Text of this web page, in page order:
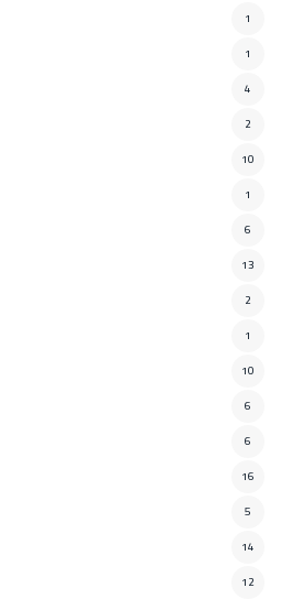
1
1
4
2
10
1
6
13
2
1
10
6
6
16
5
14
12